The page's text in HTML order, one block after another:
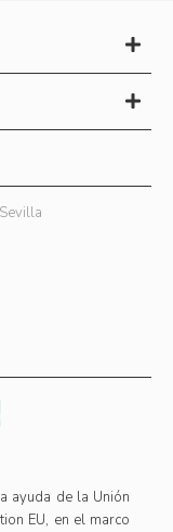
ayuda de la Unión
EU, en el marco